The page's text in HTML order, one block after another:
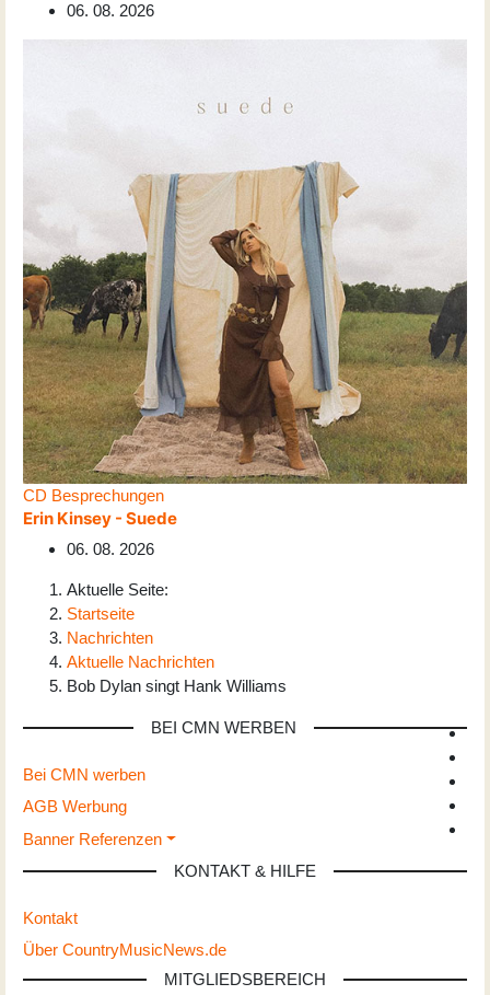
06. 08. 2026
CD Besprechungen
Erin Kinsey - Suede
06. 08. 2026
Aktuelle Seite:
Startseite
Nachrichten
Aktuelle Nachrichten
Bob Dylan singt Hank Williams
BEI CMN WERBEN
Bei CMN werben
AGB Werbung
Banner Referenzen
KONTAKT & HILFE
Kontakt
Über CountryMusicNews.de
MITGLIEDSBEREICH